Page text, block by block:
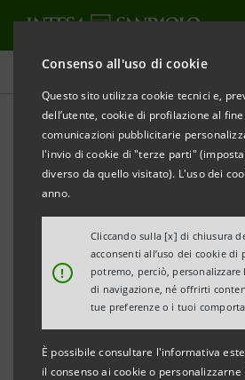
Consenso all'uso di cookie
Questo sito utilizza cookie tecnici e,
dell’utente, cookie di profilazione al
comunicazioni pubblicitarie
l'invio di cookie di "terze parti"
diverso da quello visitato). L'uso dei
anno.
!
Cliccando sulla [x] di chiusura
acconsenti all’uso dei cookie di
potremo, perciò, personalizzare
di navigazione, né offrirti
tue preferenze o i tuoi
È possibile consultare l'informativa
il consenso ai cookie o
Tutti i progetti
SOCIALE
Spesa sociale
contro
di cosa si tratta?